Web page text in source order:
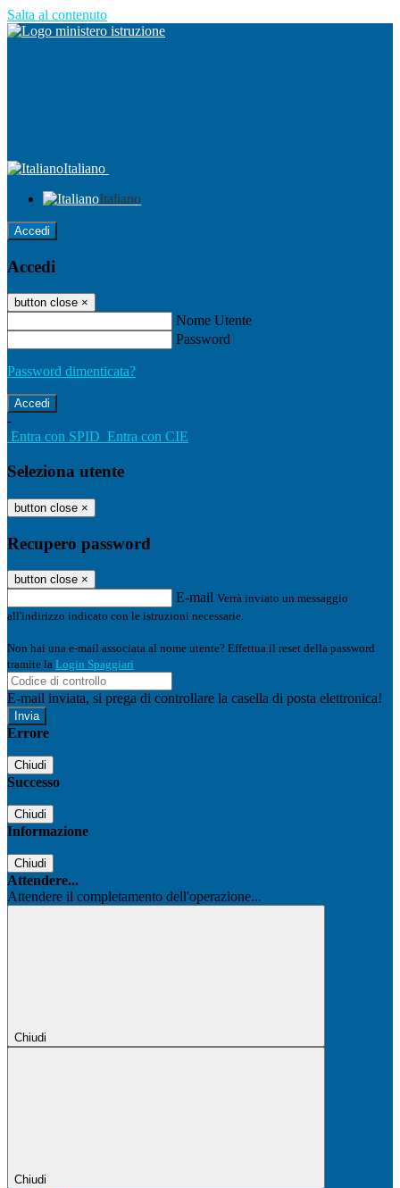
Salta al contenuto
Italiano
Italiano
Accedi
Accedi
button close ×
Nome Utente
Password
Password dimenticata?
-
Entra con SPID Entra con CIE
Seleziona utente
button close ×
Recupero password
button close ×
E-mail Verrà inviato un messaggio
all'indirizzo indicato con le istruzioni necessarie.
Non hai una e-mail associata al nome utente? Effettua il reset della password
tramite la Login Spaggiari
E-mail inviata, si prega di controllare la casella di posta elettronica!
Errore
Chiudi
Successo
Chiudi
Informazione
Chiudi
Attendere...
Attendere il completamento dell'operazione...
Chiudi
Chiudi